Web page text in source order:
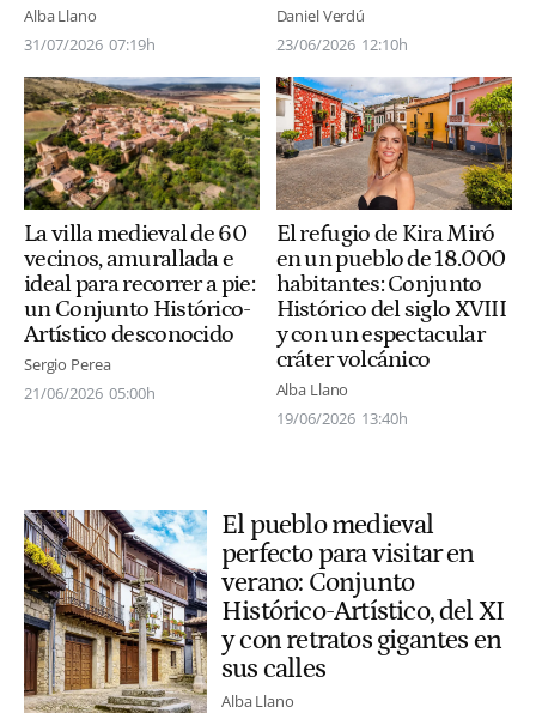
Alba Llano
31/07/2026 07:19h
Daniel Verdú
23/06/2026 12:10h
La villa medieval de 60
vecinos, amurallada e
ideal para recorrer a pie:
un Conjunto Histórico-
Artístico desconocido
Sergio Perea
21/06/2026 05:00h
El refugio de Kira Miró
en un pueblo de 18.000
habitantes: Conjunto
Histórico del siglo XVIII
y con un espectacular
cráter volcánico
Alba Llano
19/06/2026 13:40h
El pueblo medieval
perfecto para visitar en
verano: Conjunto
Histórico-Artístico, del XI
y con retratos gigantes en
sus calles
Alba Llano